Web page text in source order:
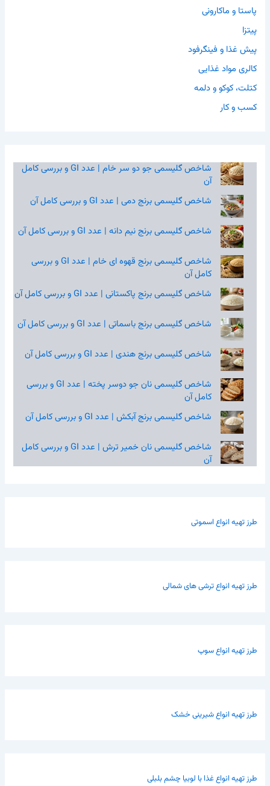
پاستا و ماکارونی
پیتزا
پیش غذا و فینگرفود
کالری مواد غذایی
کتلت، کوکو و دلمه
کسب و کار
شاخص گلیسمی جو دو سر خام | عدد GI و بررسی کامل
آن
شاخص گلیسمی برنج دمی | عدد GI و بررسی کامل آن
شاخص گلیسمی برنج نیم‌ دانه | عدد GI و بررسی کامل آن
شاخص گلیسمی برنج قهوه‌ ای خام | عدد GI و بررسی
کامل آن
شاخص گلیسمی برنج پاکستانی | عدد GI و بررسی کامل آن
شاخص گلیسمی برنج باسماتی | عدد GI و بررسی کامل آن
شاخص گلیسمی برنج هندی | عدد GI و بررسی کامل آن
شاخص گلیسمی نان جو دوسر پخته | عدد GI و بررسی
کامل آن
شاخص گلیسمی برنج آبکش | عدد GI و بررسی کامل آن
شاخص گلیسمی نان خمیر ترش | عدد GI و بررسی کامل
آن
طرز تهیه انواع اسموتی
طرز تهیه انواع ترشی های شمالی
طرز تهیه انواع سوپ
طرز تهیه انواع شیرینی خشک
طرز تهیه انواع غذا با لوبیا چشم بلبلی